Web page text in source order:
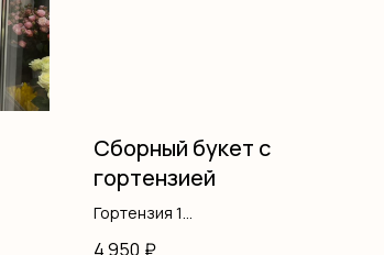
Сборный букет с
гортензией
Гортензия 1
4 950 ₽